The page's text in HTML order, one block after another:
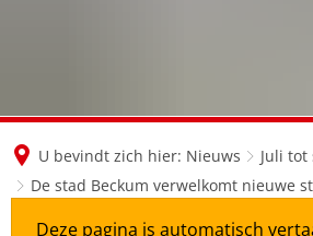
U bevindt zich hier: Nieuws
Juli tot
De stad Beckum verwelkomt nieuwe
Deze pagina is automatisch